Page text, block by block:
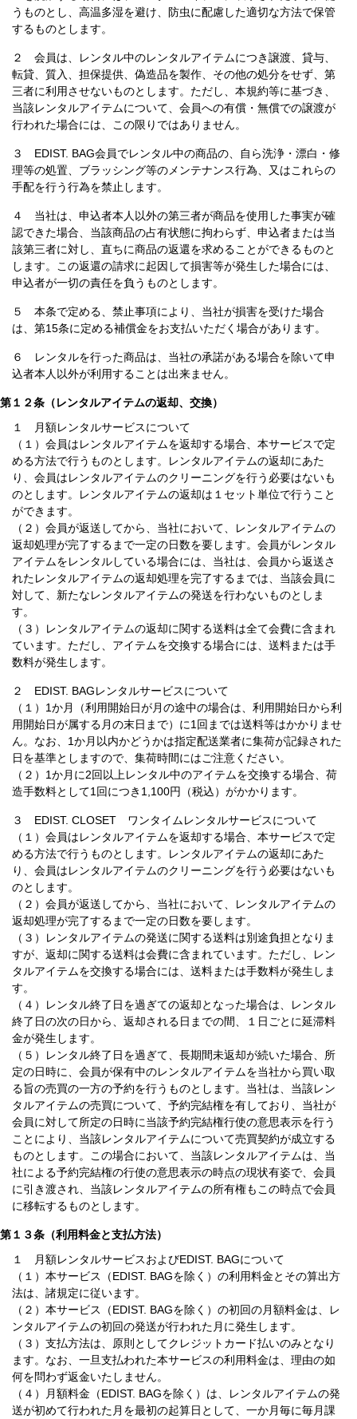
うものとし、高温多湿を避け、防虫に配慮した適切な方法で保管
するものとします。
２ 会員は、レンタル中のレンタルアイテムにつき譲渡、貸与、
転貸、質入、担保提供、偽造品を製作、その他の処分をせず、第
三者に利用させないものとします。ただし、本規約等に基づき、
当該レンタルアイテムについて、会員への有償・無償での譲渡が
行われた場合には、この限りではありません。
３ EDIST. BAG会員でレンタル中の商品の、自ら洗浄・漂白・修
理等の処置、ブラッシング等のメンテナンス行為、又はこれらの
手配を行う行為を禁止します。
４ 当社は、申込者本人以外の第三者が商品を使用した事実が確
認できた場合、当該商品の占有状態に拘わらず、申込者または当
該第三者に対し、直ちに商品の返還を求めることができるものと
します。この返還の請求に起因して損害等が発生した場合には、
申込者が一切の責任を負うものとします。
５ 本条で定める、禁止事項により、当社が損害を受けた場合
は、第15条に定める補償金をお支払いただく場合があります。
６ レンタルを行った商品は、当社の承諾がある場合を除いて申
込者本人以外が利用することは出来ません。
第１２条（レンタルアイテムの返却、交換）
１ 月額レンタルサービスについて
（１）会員はレンタルアイテムを返却する場合、本サービスで定
める方法で行うものとします。レンタルアイテムの返却にあた
り、会員はレンタルアイテムのクリーニングを行う必要はないも
のとします。レンタルアイテムの返却は１セット単位で行うこと
ができます。
（２）会員が返送してから、当社において、レンタルアイテムの
返却処理が完了するまで一定の日数を要します。会員がレンタル
アイテムをレンタルしている場合には、当社は、会員から返送さ
れたレンタルアイテムの返却処理を完了するまでは、当該会員に
対して、新たなレンタルアイテムの発送を行わないものとしま
す。
（３）レンタルアイテムの返却に関する送料は全て会費に含まれ
ています。ただし、アイテムを交換する場合には、送料または手
数料が発生します。
２ EDIST. BAGレンタルサービスについて
（１）1か月（利用開始日が月の途中の場合は、利用開始日から利
用開始日が属する月の末日まで）に1回までは送料等はかかりませ
ん。なお、1か月以内かどうかは指定配送業者に集荷が記録された
日を基準としますので、集荷時間にはご注意ください。
（２）1か月に2回以上レンタル中のアイテムを交換する場合、荷
造手数料として1回につき1,100円（税込）がかかります。
３ EDIST. CLOSET ワンタイムレンタルサービスについて
（１）会員はレンタルアイテムを返却する場合、本サービスで定
める方法で行うものとします。レンタルアイテムの返却にあた
り、会員はレンタルアイテムのクリーニングを行う必要はないも
のとします。
（２）会員が返送してから、当社において、レンタルアイテムの
返却処理が完了するまで一定の日数を要します。
（３）レンタルアイテムの発送に関する送料は別途負担となりま
すが、返却に関する送料は会費に含まれています。ただし、レン
タルアイテムを交換する場合には、送料または手数料が発生しま
す。
（４）レンタル終了日を過ぎての返却となった場合は、レンタル
終了日の次の日から、返却される日までの間、１日ごとに延滞料
金が発生します。
（５）レンタル終了日を過ぎて、長期間未返却が続いた場合、所
定の日時に、会員が保有中のレンタルアイテムを当社から買い取
る旨の売買の一方の予約を行うものとします。当社は、当該レン
タルアイテムの売買について、予約完結権を有しており、当社が
会員に対して所定の日時に当該予約完結権行使の意思表示を行う
ことにより、当該レンタルアイテムについて売買契約が成立する
ものとします。この場合において、当該レンタルアイテムは、当
社による予約完結権の行使の意思表示の時点の現状有姿で、会員
に引き渡され、当該レンタルアイテムの所有権もこの時点で会員
に移転するものとします。
第１３条（利用料金と支払方法）
１ 月額レンタルサービスおよびEDIST. BAGについて
（１）本サービス（EDIST. BAGを除く）の利用料金とその算出方
法は、諸規定に従います。
（２）本サービス（EDIST. BAGを除く）の初回の月額料金は、レ
ンタルアイテムの初回の発送が行われた月に発生します。
（３）支払方法は、原則としてクレジットカード払いのみとなり
ます。なお、一旦支払われた本サービスの利用料金は、理由の如
何を問わず返金いたしません。
（４）月額料金（EDIST. BAGを除く）は、レンタルアイテムの発
送が初めて行われた月を最初の起算日として、一か月毎に毎月課